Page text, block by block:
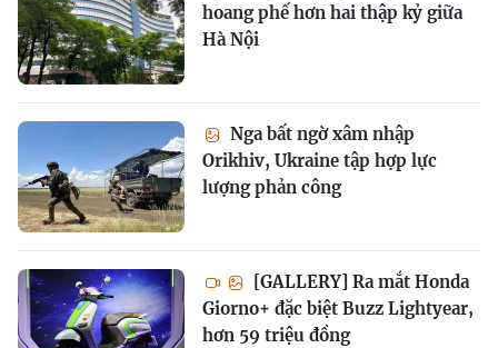
hoang phế hơn hai thập kỷ giữa
Hà Nội
Nga bất ngờ xâm nhập
Orikhiv, Ukraine tập hợp lực
lượng phản công
[GALLERY] Ra mắt Honda
Giorno+ đặc biệt Buzz Lightyear,
hơn 59 triệu đồng